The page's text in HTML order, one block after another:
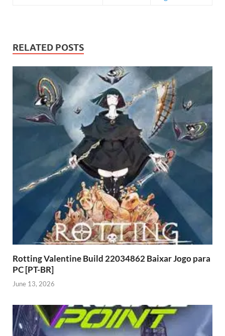
RELATED POSTS
Rotting Valentine Build 22034862 Baixar Jogo para
PC [PT-BR]
June 13, 2026